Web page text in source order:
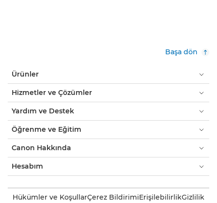
Başa dön
Ürünler
Hizmetler ve Çözümler
Yardım ve Destek
Öğrenme ve Eğitim
Canon Hakkında
Hesabım
Hükümler ve KoşullarÇerez BildirimiErişilebilirlikGizlilik